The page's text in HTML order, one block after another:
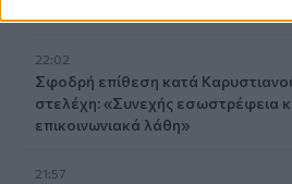
22:02
Σφοδρή επίθεση κατά
στελέχη: «Συνεχής εσωστρέφεια
επικοινωνιακά λάθη»
21:57